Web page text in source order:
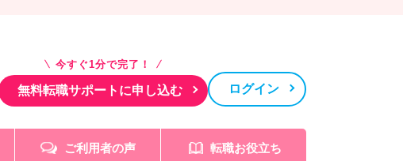
今すぐ1分で完了！
無料転職サポートに申し込む ログイン
ご利用者の声 転職お役立ち